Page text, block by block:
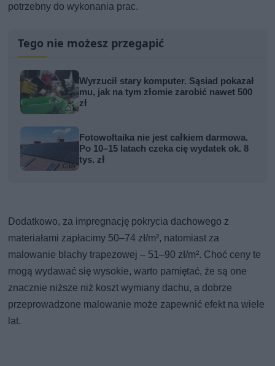
potrzebny do wykonania prac.
Tego nie możesz przegapić
Wyrzucił stary komputer. Sąsiad pokazał
mu, jak na tym złomie zarobić nawet 500
zł
Fotowoltaika nie jest całkiem darmowa.
Po 10–15 latach czeka cię wydatek ok. 8
tys. zł
Dodatkowo, za impregnację pokrycia dachowego z
materiałami zapłacimy 50–74 zł/m², natomiast za
malowanie blachy trapezowej – 51–90 zł/m². Choć ceny te
mogą wydawać się wysokie, warto pamiętać, że są one
znacznie niższe niż koszt wymiany dachu, a dobrze
przeprowadzone malowanie może zapewnić efekt na wiele
lat.